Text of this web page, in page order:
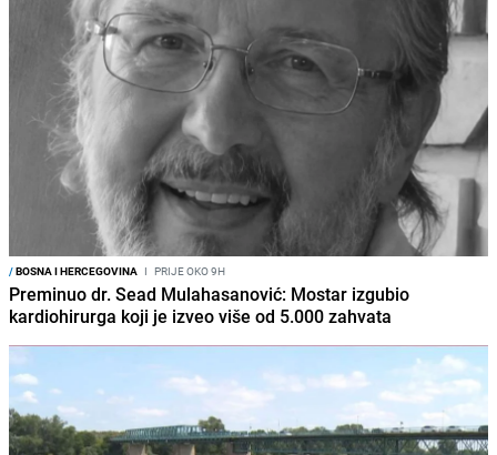
/BOSNA I HERCEGOVINA I PRIJE OKO 9H
Preminuo dr. Sead Mulahasanović: Mostar izgubio
kardiohirurga koji je izveo više od 5.000 zahvata